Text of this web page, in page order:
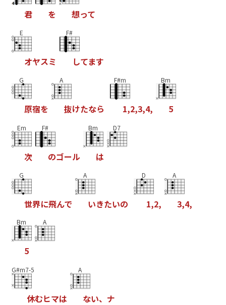
君 を 想って
E
オヤスミ
F#
してます
G
原宿を
A
抜けたなら
F#m
1,2,3,4,
Bm
5
Em
次
F#
のゴール
Bm
は
D7
G
世界に飛んで
A
いきたいの
D
1,2,
A
3,4,
Bm
5
A
G#m7-5
休むヒマは
A
ない、 ナ